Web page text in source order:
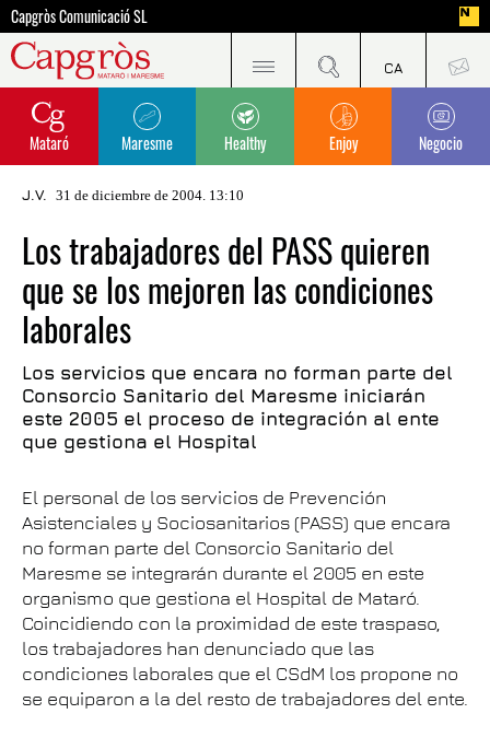
Capgròs Comunicació SL
Mataró Maresme Healthy Enjoy Negocio
J.V. 31 de diciembre de 2004. 13:10
Los trabajadores del PASS quieren
que se los mejoren las condiciones
laborales
Los servicios que encara no forman parte del
Consorcio Sanitario del Maresme iniciarán
este 2005 el proceso de integración al ente
que gestiona el Hospital
El personal de los servicios de Prevención
Asistenciales y Sociosanitarios (PASS) que encara
no forman parte del Consorcio Sanitario del
Maresme se integrarán durante el 2005 en este
organismo que gestiona el Hospital de Mataró.
Coincidiendo con la proximidad de este traspaso,
los trabajadores han denunciado que las
condiciones laborales que el CSdM los propone no
se equiparon a la del resto de trabajadores del ente.